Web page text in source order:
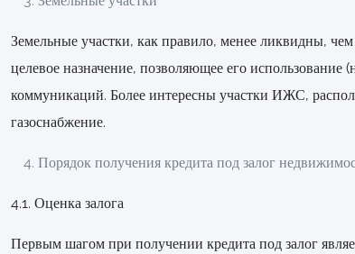
Земельные участки, как правило, менее ликвидны,
целевое назначение, позволяющее его
коммуникаций. Более интересны участки ИЖС,
газоснабжение.
Порядок получения кредита под залог
4.1. Оценка залога
Первым шагом при получении кредита под залог